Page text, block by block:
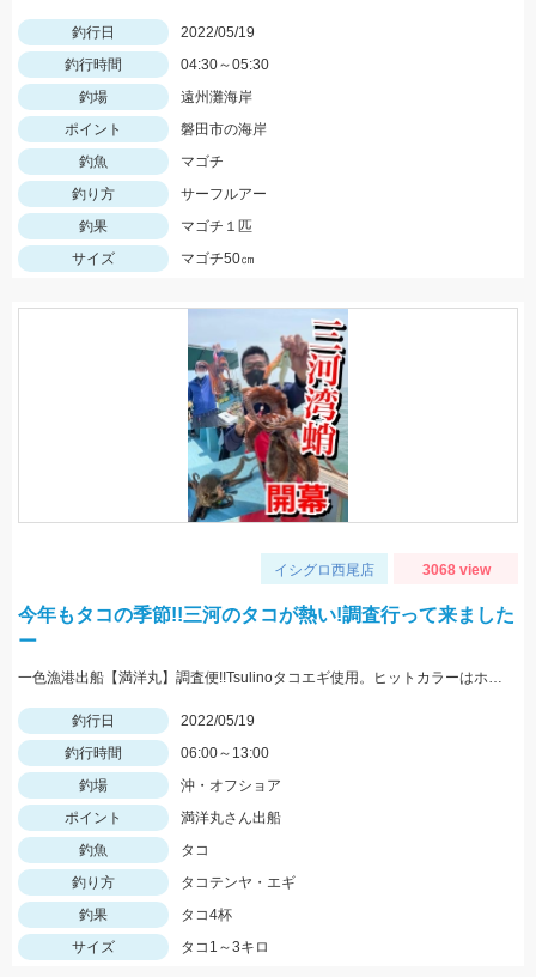
釣行日
2022/05/19
釣行時間
04:30～05:30
釣場
遠州灘海岸
ポイント
磐田市の海岸
釣魚
マゴチ
釣り方
サーフルアー
釣果
マゴチ１匹
サイズ
マゴチ50㎝
イシグロ西尾店 3068 view
今年もタコの季節!!三河のタコが熱い!調査行って来ました
ー
一色漁港出船【満洋丸】調査便!!Tsulinoタコエギ使用。ヒットカラーはホワイト・レッド
釣行日
2022/05/19
釣行時間
06:00～13:00
釣場
沖・オフショア
ポイント
満洋丸さん出船
釣魚
タコ
釣り方
タコテンヤ・エギ
釣果
タコ4杯
サイズ
タコ1～3キロ